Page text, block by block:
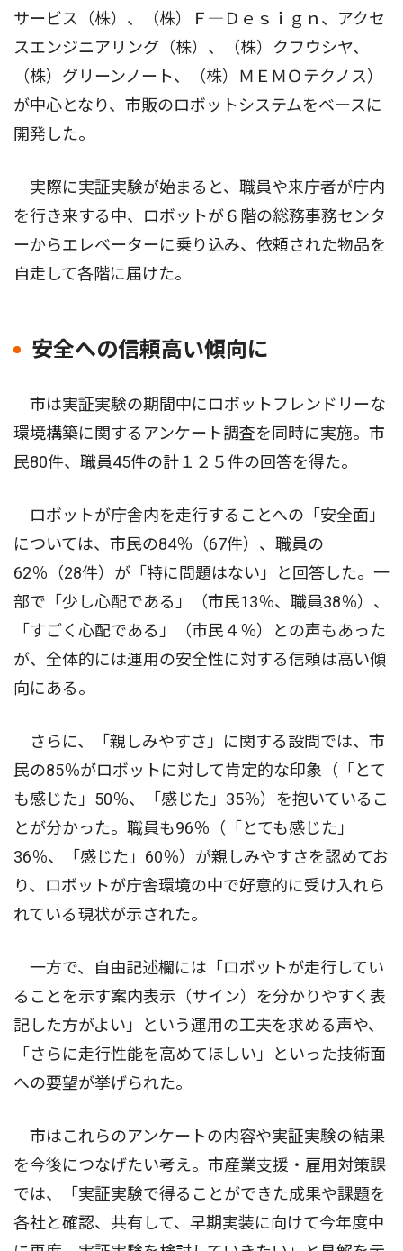
サービス（株）、（株）Ｆ―Ｄｅｓｉｇｎ、アクセ
スエンジニアリング（株）、（株）クフウシヤ、
（株）グリーンノート、（株）ＭＥＭＯテクノス）
が中心となり、市販のロボットシステムをベースに
開発した。
実際に実証実験が始まると、職員や来庁者が庁内
を行き来する中、ロボットが６階の総務事務センタ
ーからエレベーターに乗り込み、依頼された物品を
自走して各階に届けた。
安全への信頼高い傾向に
市は実証実験の期間中にロボットフレンドリーな
環境構築に関するアンケート調査を同時に実施。市
民80件、職員45件の計１２５件の回答を得た。
ロボットが庁舎内を走行することへの「安全面」
については、市民の84％（67件）、職員の
62％（28件）が「特に問題はない」と回答した。一
部で「少し心配である」（市民13％、職員38％）、
「すごく心配である」（市民４％）との声もあった
が、全体的には運用の安全性に対する信頼は高い傾
向にある。
さらに、「親しみやすさ」に関する設問では、市
民の85％がロボットに対して肯定的な印象（「とて
も感じた」50％、「感じた」35％）を抱いているこ
とが分かった。職員も96％（「とても感じた」
36％、「感じた」60％）が親しみやすさを認めてお
り、ロボットが庁舎環境の中で好意的に受け入れら
れている現状が示された。
一方で、自由記述欄には「ロボットが走行してい
ることを示す案内表示（サイン）を分かりやすく表
記した方がよい」という運用の工夫を求める声や、
「さらに走行性能を高めてほしい」といった技術面
への要望が挙げられた。
市はこれらのアンケートの内容や実証実験の結果
を今後につなげたい考え。市産業支援・雇用対策課
では、「実証実験で得ることができた成果や課題を
各社と確認、共有して、早期実装に向けて今年度中